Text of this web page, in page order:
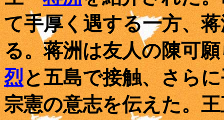
て手厚く遇する一方、
る。蒋洲は友人の陳可
烈と五島で接触、さら
宗憲の意志を伝えた。